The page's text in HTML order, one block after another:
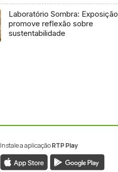
Laboratório Sombra: Exposição
promove reflexão sobre
sustentabilidade
Instale a aplicaçãoRTP Play